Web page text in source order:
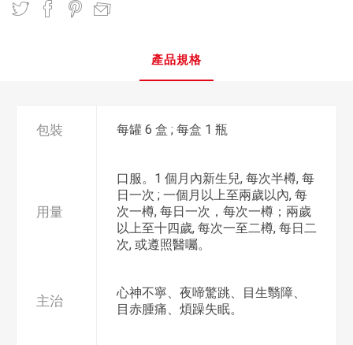
產品規格
包裝 每罐 6 盒 ; 每盒 1 瓶
用量
口服。1 個月內新生兒, 每次半樽, 每
日一次 ; 一個月以上至兩歲以內, 每
次一樽, 每日一次，每次一樽；兩歲
以上至十四歲, 每次一至二樽, 每日二
次, 或遵照醫囑。
主治
心神不寧、夜啼驚跳、目生翳障、
目赤腫痛、煩躁失眠。